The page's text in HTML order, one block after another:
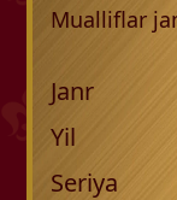
Mualliflar
Janr
Yil
Seriya